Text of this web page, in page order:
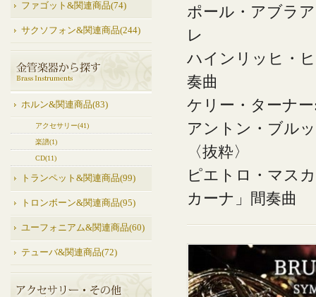
ファゴット&関連商品(74)
サクソフォン&関連商品(244)
ホルン&関連商品(83)
アクセサリー(41)
楽譜(1)
CD(11)
トランペット&関連商品(99)
トロンボーン&関連商品(95)
ユーフォニアム&関連商品(60)
テューバ&関連商品(72)
ポール・アブラ
レ
ハインリッヒ・
奏曲
ケリー・ターナ
アントン・ブル
〈抜粋〉
ピエトロ・マス
カーナ」間奏曲